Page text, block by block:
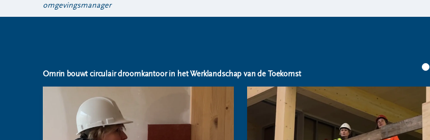
omgevingsmanager
Omrin bouwt circulair droomkantoor in het Werklandschap van de Toekomst